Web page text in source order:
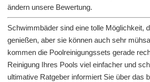
ändern unsere Bewertung.
Schwimmbäder sind eine tolle Möglichkeit,
genießen, aber sie können auch sehr
kommen die Poolreinigungssets gerade
Reinigung Ihres Pools viel einfacher und
ultimative Ratgeber informiert Sie über das